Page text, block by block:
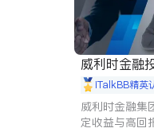
威利时金融
iTalkBB精英
威利时金融集
定收益与高回